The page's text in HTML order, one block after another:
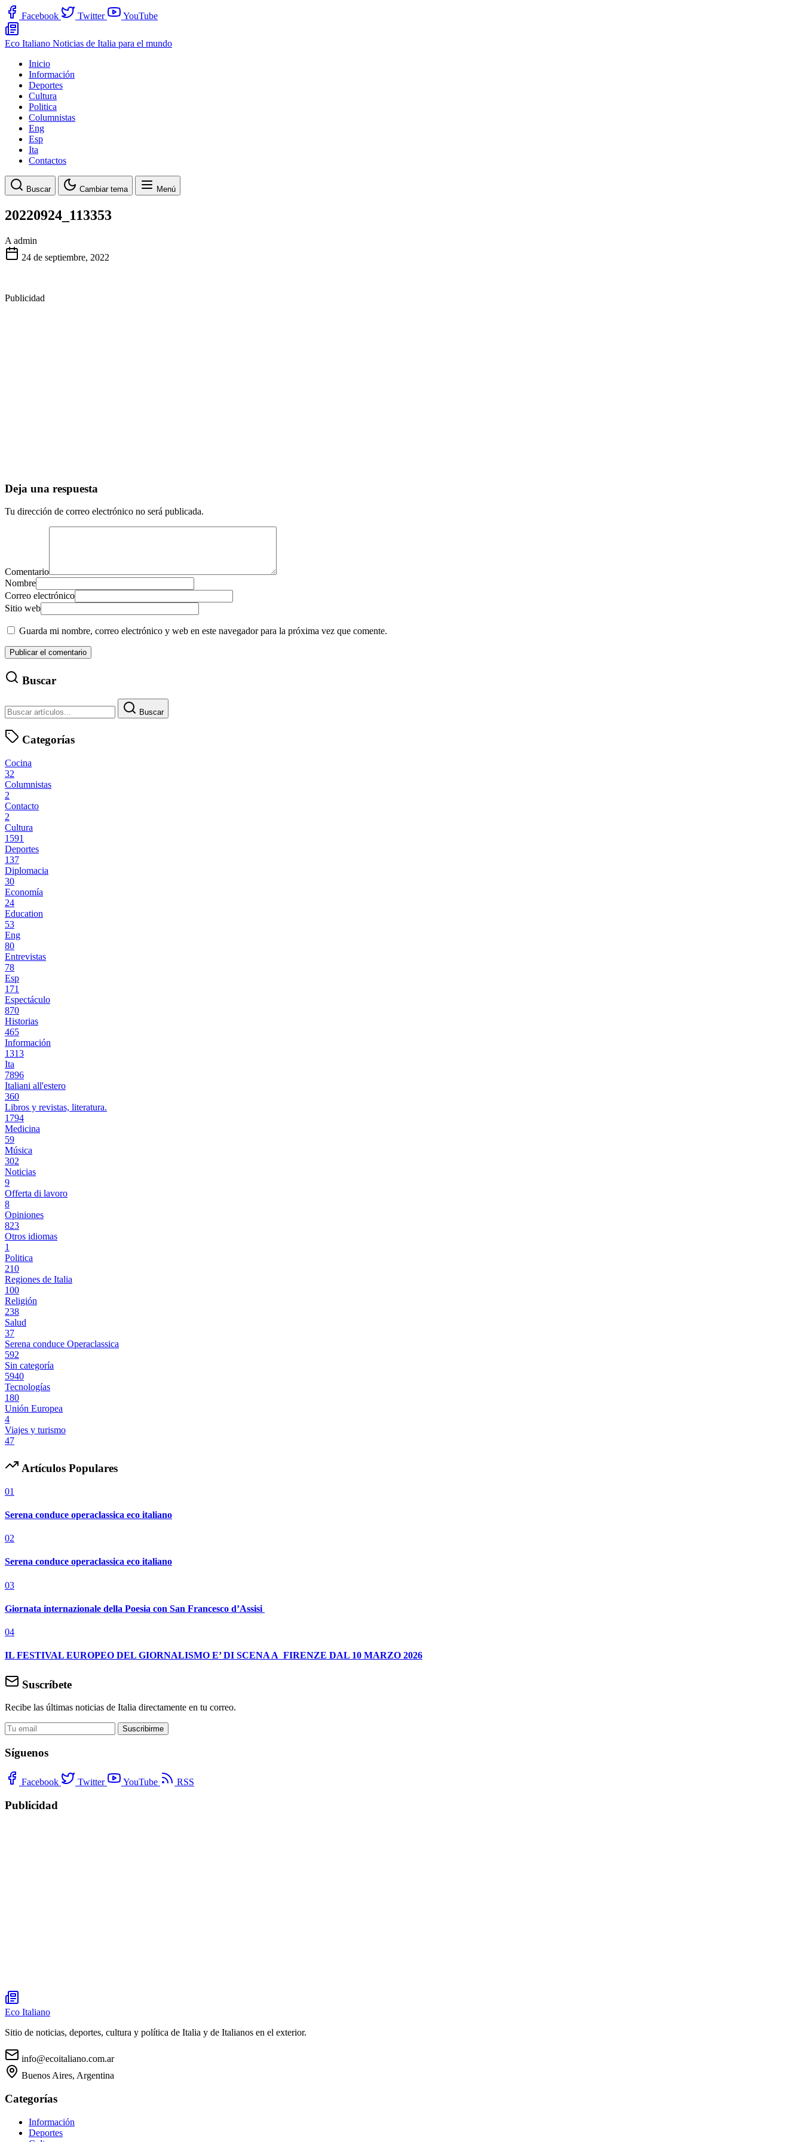
Facebook Twitter YouTube
Eco Italiano Noticias de Italia para el mundo
Inicio
Información
Deportes
Cultura
Politica
Columnistas
Eng
Esp
Ita
Contactos
Buscar Cambiar tema Menú
20220924_113353
A admin
24 de septiembre, 2022
Publicidad
Deja una respuesta
Tu dirección de correo electrónico no será publicada.
Comentario
Nombre
Correo electrónico
Sitio web
Guarda mi nombre, correo electrónico y web en este navegador para la próxima vez que comente.
Buscar
Buscar
Categorías
Cocina
32
Columnistas
2
Contacto
2
Cultura
1591
Deportes
137
Diplomacia
30
Economía
24
Education
53
Eng
80
Entrevistas
78
Esp
171
Espectáculo
870
Historias
465
Información
1313
Ita
7896
Italiani all'estero
360
Libros y revistas, literatura.
1794
Medicina
59
Música
302
Noticias
9
Offerta di lavoro
8
Opiniones
823
Otros idiomas
1
Politica
210
Regiones de Italia
100
Religión
238
Salud
37
Serena conduce Operaclassica
592
Sin categoría
5940
Tecnologías
180
Unión Europea
4
Viajes y turismo
47
Artículos Populares
01
Serena conduce operaclassica eco italiano
02
Serena conduce operaclassica eco italiano
03
Giornata internazionale della Poesia con San Francesco d’Assisi
04
IL FESTIVAL EUROPEO DEL GIORNALISMO E’ DI SCENA A FIRENZE DAL 10 MARZO 2026
Suscríbete
Recibe las últimas noticias de Italia directamente en tu correo.
Suscribirme
Síguenos
Facebook Twitter YouTube RSS
Publicidad
Eco Italiano
Sitio de noticias, deportes, cultura y política de Italia y de Italianos en el exterior.
info@ecoitaliano.com.ar
Buenos Aires, Argentina
Categorías
Información
Deportes